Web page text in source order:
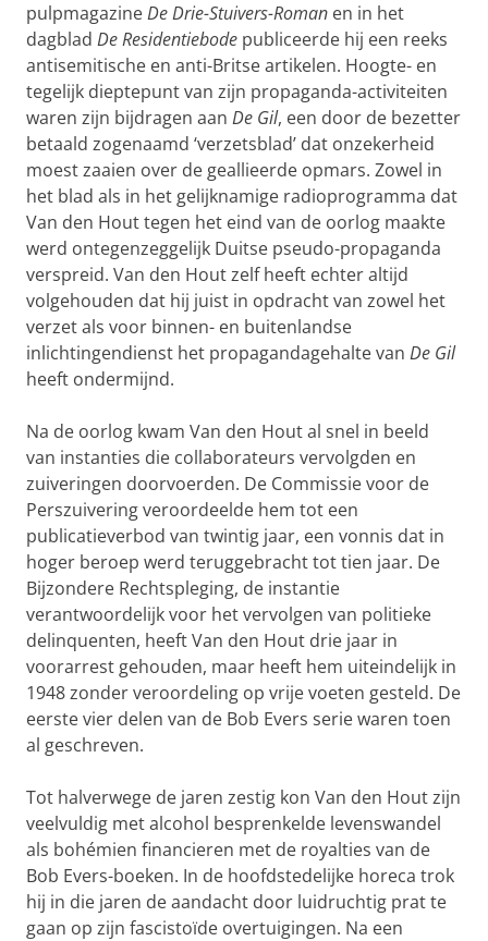
pulpmagazineDe Drie-Stuivers-Roman en in het
dagblad De Residentiebode publiceerde hij een reeks
antisemitische en anti-Britse artikelen. Hoogte- en
tegelijk dieptepunt van zijn propaganda-activiteiten
waren zijn bijdragen aan De Gil, een door de bezetter
betaald zogenaamd ‘verzetsblad’ dat onzekerheid
moest zaaien over de geallieerde opmars. Zowel in
het blad als in het gelijknamige radioprogramma dat
Van den Hout tegen het eind van de oorlog maakte
werd ontegenzeggelijk Duitse pseudo-propaganda
verspreid. Van den Hout zelf heeft echter altijd
volgehouden dat hij juist in opdracht van zowel het
verzet als voor binnen- en buitenlandse
inlichtingendienst het propagandagehalte van De Gil
heeft ondermijnd.
Na de oorlog kwam Van den Hout al snel in beeld
van instanties die collaborateurs vervolgden en
zuiveringen doorvoerden. De Commissie voor de
Perszuivering veroordeelde hem tot een
publicatieverbod van twintig jaar, een vonnis dat in
hoger beroep werd teruggebracht tot tien jaar. De
Bijzondere Rechtspleging, de instantie
verantwoordelijk voor het vervolgen van politieke
delinquenten, heeft Van den Hout drie jaar in
voorarrest gehouden, maar heeft hem uiteindelijk in
1948 zonder veroordeling op vrije voeten gesteld. De
eerste vier delen van de Bob Evers serie waren toen
al geschreven.
Tot halverwege de jaren zestig kon Van den Hout zijn
veelvuldig met alcohol besprenkelde levenswandel
als bohémien financieren met de royalties van de
Bob Evers-boeken. In de hoofdstedelijke horeca trok
hij in die jaren de aandacht door luidruchtig prat te
gaan op zijn fascistoïde overtuigingen. Na een